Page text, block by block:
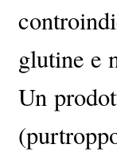
glutine e
Un